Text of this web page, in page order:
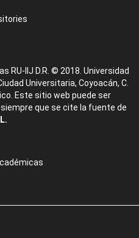
RU-IIJ D.R. © 2018. Universidad
Universitaria, Coyoacán, C.
Este sitio web puede ser
que se cite la fuente de